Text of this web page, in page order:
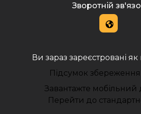
Зворотній
Ви зараз зареєстровані як
Підсумок
Завантажте мобільний
Перейти до